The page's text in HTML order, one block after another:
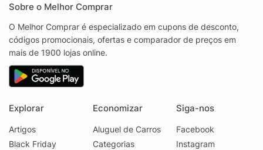
Sobre o Melhor Comprar
O Melhor Comprar é especializado em cupons de desconto,
códigos promocionais, ofertas e comparador de preços em
mais de 1900 lojas online.
Explorar
Artigos
Black Friday
Economizar
Aluguel de Carros
Categorias
Siga-nos
Facebook
Instagram